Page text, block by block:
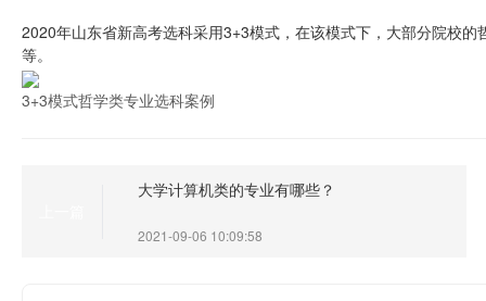
2020年山东省新高考选科采用3+3模式，在该模式下，大部分院校
等。
3+3模式哲学类专业选科案例
大学计算机类的专业有哪些？
2021-09-06 10:09:58